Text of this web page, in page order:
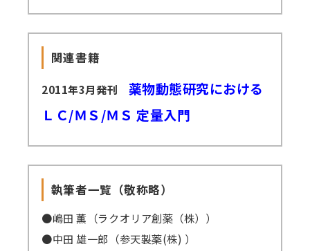
関連書籍
2011年3月発刊 薬物動態研究における
ＬＣ/ＭＳ/ＭＳ 定量入門
執筆者一覧（敬称略）
●嶋田 薫（ラクオリア創薬（株））
●中田 雄一郎（参天製薬(株) ）